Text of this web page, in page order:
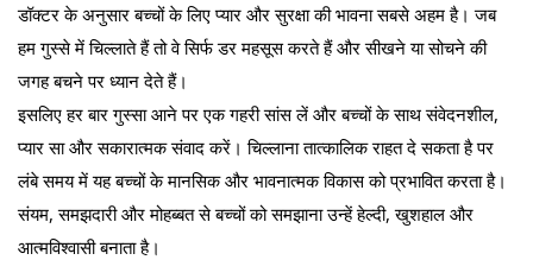
डॉक्टर के अनुसार बच्चों के लिए प्यार और सुरक्षा की भावना सबसे अहम है। जब
हम गुस्से में चिल्लाते हैं तो वे सिर्फ डर महसूस करते हैं और सीखने या सोचने की
जगह बचने पर ध्यान देते हैं।
इसलिए हर बार गुस्सा आने पर एक गहरी सांस लें और बच्चों के साथ संवेदनशील,
प्यार सा और सकारात्मक संवाद करें। चिल्लाना तात्कालिक राहत दे सकता है पर
लंबे समय में यह बच्चों के मानसिक और भावनात्मक विकास को प्रभावित करता है।
संयम, समझदारी और मोहब्बत से बच्चों को समझाना उन्हें हेल्दी, खुशहाल और
आत्मविश्वासी बनाता है।